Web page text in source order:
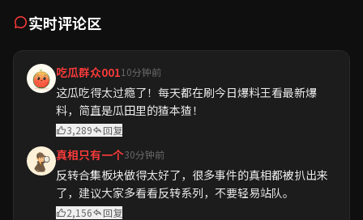
实时评论区
吃瓜群众00110分钟前
这瓜吃得太过瘾了！每天都在刷今日爆料王看最新爆
料，简直是瓜田里的猹本猹！
3,289 回复
真相只有一个30分钟前
反转合集板块做得太好了，很多事件的真相都被扒出来
了，建议大家多看看反转系列，不要轻易站队。
2,156 回复